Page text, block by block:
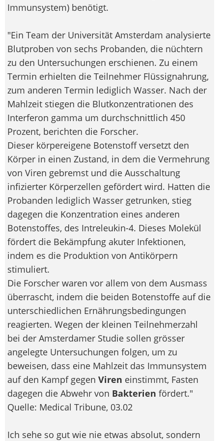
Immunsystem) benötigt.
"Ein Team der Universität Amsterdam analysierte
Blutproben von sechs Probanden, die nüchtern
zu den Untersuchungen erschienen. Zu einem
Termin erhielten die Teilnehmer Flüssignahrung,
zum anderen Termin lediglich Wasser. Nach der
Mahlzeit stiegen die Blutkonzentrationen des
Interferon gamma um durchschnittlich 450
Prozent, berichten die Forscher.
Dieser körpereigene Botenstoff versetzt den
Körper in einen Zustand, in dem die Vermehrung
von Viren gebremst und die Ausschaltung
infizierter Körperzellen gefördert wird. Hatten die
Probanden lediglich Wasser getrunken, stieg
dagegen die Konzentration eines anderen
Botenstoffes, des Intreleukin-4. Dieses Molekül
fördert die Bekämpfung akuter Infektionen,
indem es die Produktion von Antikörpern
stimuliert.
Die Forscher waren vor allem von dem Ausmass
überrascht, indem die beiden Botenstoffe auf die
unterschiedlichen Ernährungsbedingungen
reagierten. Wegen der kleinen Teilnehmerzahl
bei der Amsterdamer Studie sollen grösser
angelegte Untersuchungen folgen, um zu
beweisen, dass eine Mahlzeit das Immunsystem
auf den Kampf gegen Viren einstimmt, Fasten
dagegen die Abwehr von Bakterien fördert."
Quelle: Medical Tribune, 03.02
Ich sehe so gut wie nie etwas absolut, sondern